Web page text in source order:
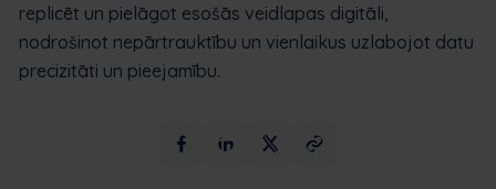
replicēt un pielāgot esošās veidlapas digitāli,
nodrošinot nepārtrauktību un vienlaikus uzlabojot datu
precizitāti un pieejamību.